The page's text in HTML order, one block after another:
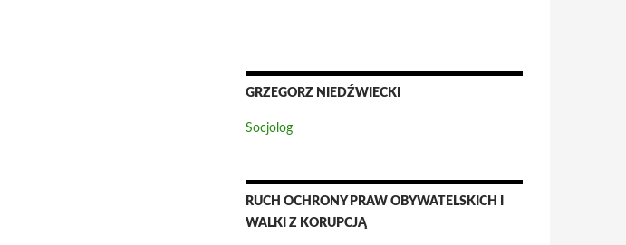
GRZEGORZ NIEDŹWIECKI
Socjolog
RUCH OCHRONY PRAW OBYWATELSKICH I
WALKI Z KORUPCJĄ